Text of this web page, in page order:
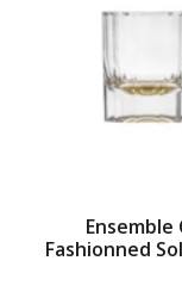
Ensemble
Fashionned